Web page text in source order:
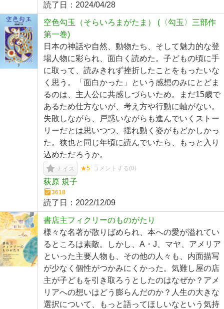
読了日： 2024/04/28
空色勾玉（そらいろまがたま） (〈勾玉〉三部作
第一巻)
日本の神話や自然、動物たち、そして魅力的な登
場人物に彩られ、面白く読めた。子どもの頃に手
に取って、読みきれず挫折したことをもったいな
く思う。「面白かった」という感想のみにとどま
るのは、主人公に共感しづらいため。まだ15歳で
あるため仕方ないが、考え方や行動に軸がない。
失敗しながら、戸惑いながらも進んでいくストー
リーだとは思いつつ、揺れ動く姿がもどかしかっ
た。狭也と同じ年頃に読んでいたら、もっと入り
込めただろうか。
ナイス ★5 コメントする(0)
荻原 規子
3618
読了日： 2022/12/09
書店主フィクリーのものがたり
様々な名著が散りばめられ、本への愛が溢れてい
るところは素敵。しかし、A・J、マヤ、アメリア
といった主要人物も、その他の人々も、内面描写
が少なく個性がつかみにくかった。気難し屋の店
主が子どもを引き取ろうとしたのはなぜか？アメ
リアへの想いはどう膨らんだのか？人生の大きな
選択について、もっと語ってほしいなという気持